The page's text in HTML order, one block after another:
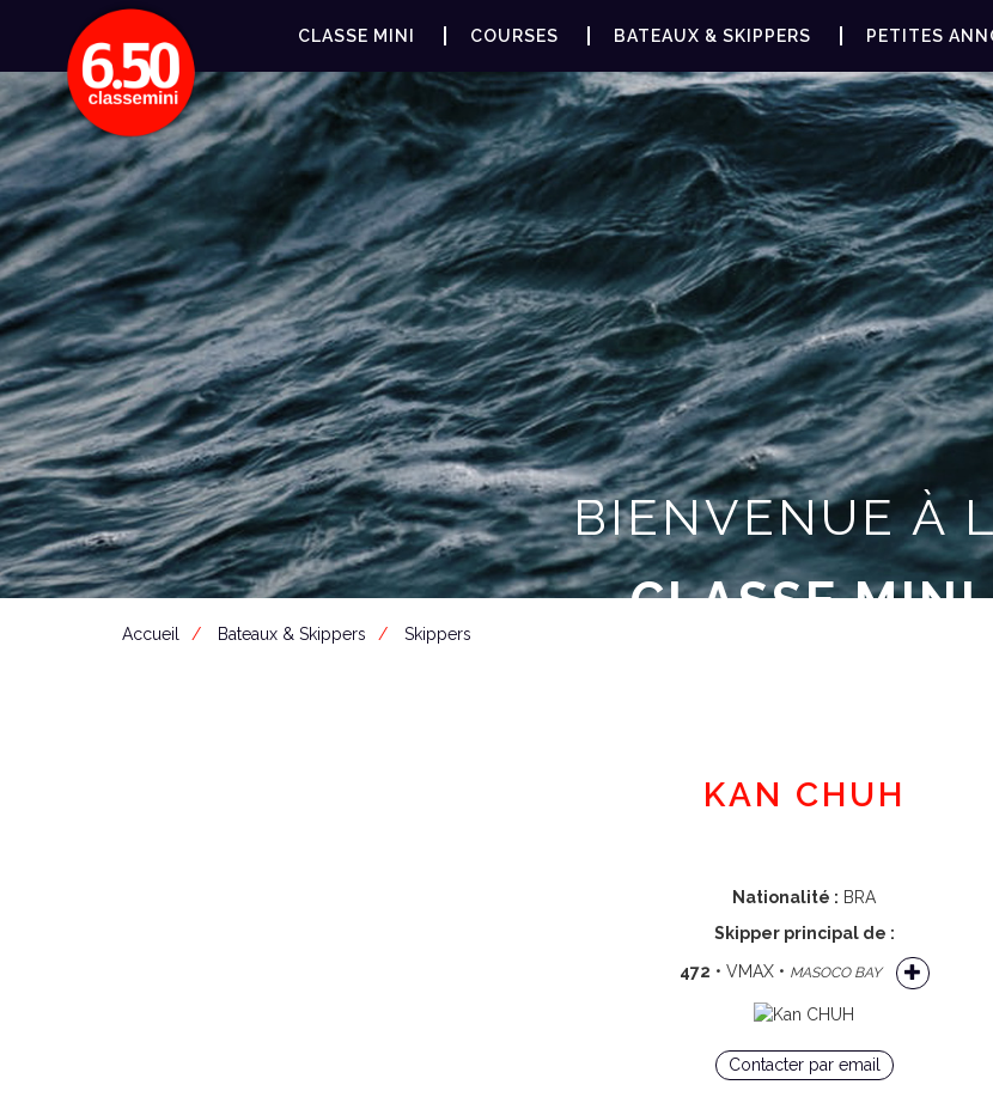
CLASSE MINI COURSES BATEAUX & SKIPPERS PETITES
BIENVENUE À
CLASSE MINI
Accueil Bateaux & Skippers Skippers
KAN CHUH
Nationalité : BRA
Skipper principal de :
472 • VMAX • MASOCO BAY
Contacter par email